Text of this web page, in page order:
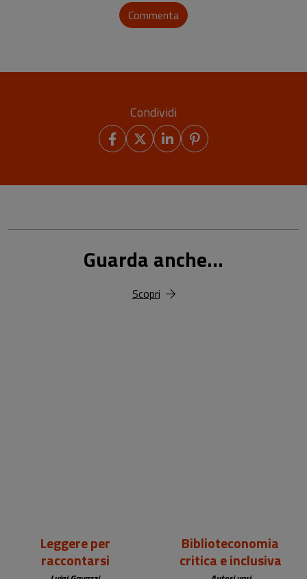
Commenta
Condividi
Guarda anche...
Scopri
Leggere per
raccontarsi
Biblioteconomia
critica e inclusiva